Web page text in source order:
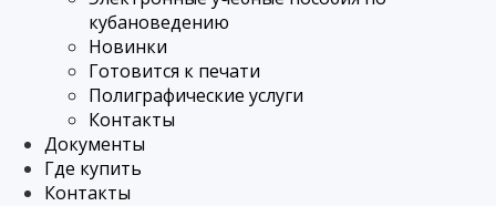
кубановедению
Новинки
Готовится к печати
Полиграфические услуги
Контакты
Документы
Где купить
Контакты